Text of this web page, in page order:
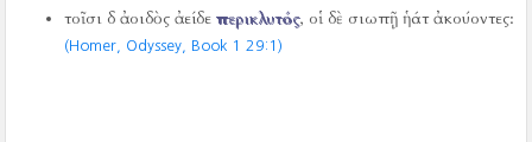
τοῖσι δ ἀοιδὸς ἀείδεπερικλυτός, οἱ δὲ σιωπῇ ἡάτ ἀκούοντες:
(Homer, Odyssey, Book 1 29:1)